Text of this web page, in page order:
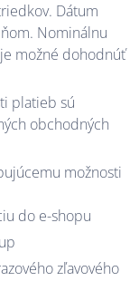
Dátum
Nominálnu
možné dohodnúť
platieb sú
obchodných
možnosti
do e-shopu
zľavového